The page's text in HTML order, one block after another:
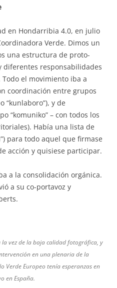
en Hondarribia 4.0, en julio
Verde. Dimos un
una estructura de proto-
diferentes responsabilidades
el movimiento iba a
coordinación entre grupos
“kunlaboro”), y de
“komuniko” – con todos los
Había una lista de
para todo aquel que firmase
acción y quisiese participar.
a la consolidación orgánica.
a su co-portavoz y
vez de la baja calidad fotográfica, y
en una plenaria de la
Verde Europeo tenía esperanzas en
en España.